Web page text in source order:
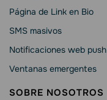
Página de Link en Bio
SMS masivos
Notificaciones web push
Ventanas emergentes
SOBRE NOSOTROS